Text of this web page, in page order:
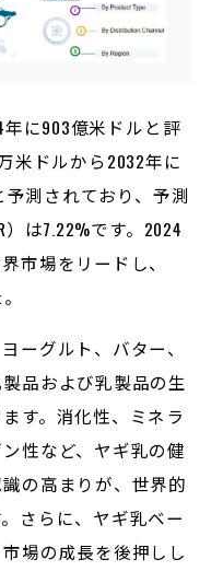
年に903億米ドルと評
米ドルから2032年に
測されており、予測
は7.22%です。2024
市場をリードし、
ーグルト、バター、
品および乳製品の生
す。消化性、ミネラ
性など、ヤギ乳の健
の高まりが、世界的
さらに、ヤギ乳ベー
場の成長を後押しし